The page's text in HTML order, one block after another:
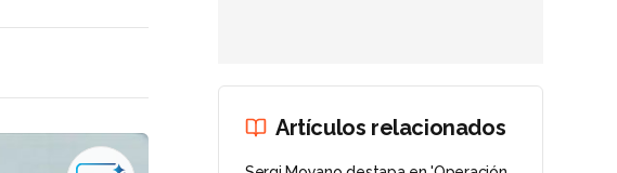
Artículos relacionados